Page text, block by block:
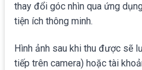
thay đổi góc nhìn qua ứng
tiện ích thông minh.
Hình ảnh sau khi thu được sẽ
tiếp trên camera) hoặc tài